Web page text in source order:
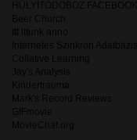
HÜLYÍTŐDOBOZ FACEBOOK
Beer Church
Itt ittunk anno
Internetes Szinkron Adatbázis
Collative Learning
Jay's Analysis
Kindertrauma
Mark's Record Reviews
GIFmovie
MovieChat.org